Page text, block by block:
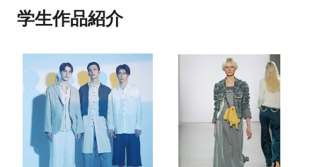
み、ミッドタウンでの個展を開催。コスメブラン
とのコラボレーションも行う。
学生作品紹介